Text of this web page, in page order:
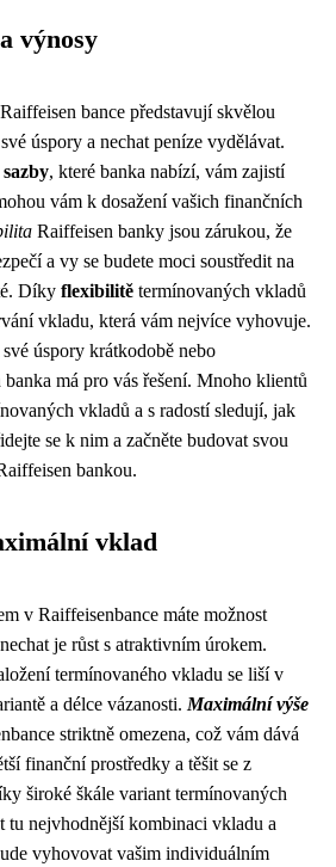
výnosy
bance představují skvělou
úspory a nechat peníze vydělávat.
, které banka nabízí, vám zajistí
vám k dosažení vašich finančních
Raiffeisen banky jsou zárukou, že
a vy se budete moci soustředit na
Díky flexibilitě termínovaných vkladů
vkladu, která vám nejvíce vyhovuje.
úspory krátkodobě nebo
má pro vás řešení. Mnoho klientů
vkladů a s radostí sledují, jak
se k nim a začněte budovat svou
bankou.
vklad
v Raiffeisenbance máte možnost
je růst s atraktivním úrokem.
termínovaného vkladu se liší v
a délce vázanosti. Maximální výše
striktně omezena, což vám dává
finanční prostředky a těšit se z
široké škále variant termínovaných
tu nejvhodnější kombinaci vkladu a
vyhovovat vašim individuálním